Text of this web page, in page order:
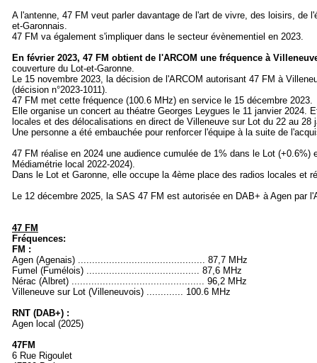
A l'antenne, 47 FM veut parler davantage de l'art de vivre, des loisirs, de
et-Garonnais.
47 FM va également s'impliquer dans le secteur évènementiel en 2023.
En février 2023, 47 FM obtient de l'ARCOM une fréquence à
couverture du Lot-et-Garonne.
Le 15 novembre 2023, la décision de l'ARCOM autorisant 47 FM à
(décision n°2023-1011).
47 FM met cette fréquence (100.6 MHz) en service le 15 décembre 2023.
Elle organise un concert au théatre Georges Leygues le 11 janvier 2024.
locales et des délocalisations en direct de Villeneuve sur Lot du 22 au 28
Une personne a été embauchée pour renforcer l'équipe à la suite de
47 FM réalise en 2024 une audience cumulée de 1% dans le Lot
Médiamétrie local 2022-2024).
Dans le Lot et Garonne, elle occupe la 4ème place des radios locales et
Le 12 décembre 2025, la SAS 47 FM est autorisée en DAB+ à Agen par
47 FM
Fréquences:
FM :
Agen (Agenais) ............................................. 87,7 MHz
Fumel (Fumélois) ........................................ 87,6 MHz
Nérac (Albret) ............................................... 96,2 MHz
Villeneuve sur Lot (Villeneuvois) ............. 100.6 MHz
RNT (DAB+) :
Agen local (2025)
47FM
6 Rue Rigoulet